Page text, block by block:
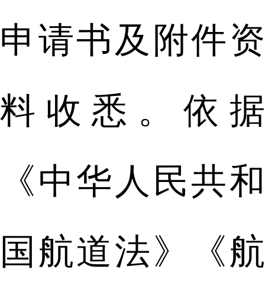
申请书及附件资
料收悉。依据
《中华人民共和
国航道法》《航